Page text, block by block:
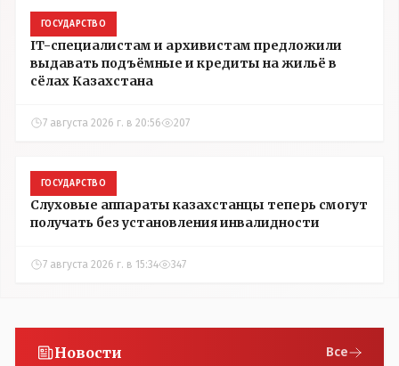
ГОСУДАРСТВО
IT-специалистам и архивистам предложили
выдавать подъёмные и кредиты на жильё в
сёлах Казахстана
7 августа 2026 г. в 20:56 207
ГОСУДАРСТВО
Слуховые аппараты казахстанцы теперь смогут
получать без установления инвалидности
7 августа 2026 г. в 15:34 347
Новости Все